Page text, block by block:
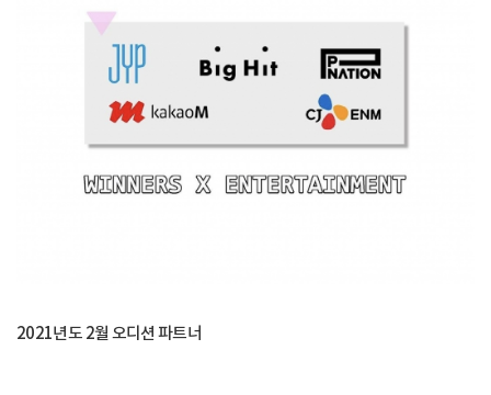
2021년도 2월 오디션 파트너